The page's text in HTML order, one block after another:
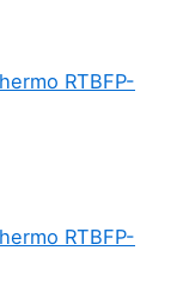
RTBFP-
RTBFP-